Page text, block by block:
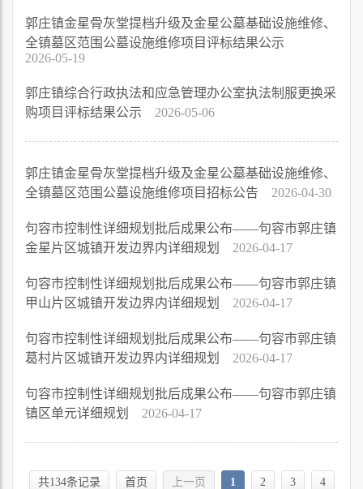
郭庄镇金星骨灰堂提档升级及金星公墓基础设施维修、
全镇墓区范围公墓设施维修项目评标结果公示
2026-05-19
郭庄镇综合行政执法和应急管理办公室执法制服更换采
购项目评标结果公示
2026-05-06
郭庄镇金星骨灰堂提档升级及金星公墓基础设施维修、
全镇墓区范围公墓设施维修项目招标公告
2026-04-30
句容市控制性详细规划批后成果公布——句容市郭庄镇
金星片区城镇开发边界内详细规划
2026-04-17
句容市控制性详细规划批后成果公布——句容市郭庄镇
甲山片区城镇开发边界内详细规划
2026-04-17
句容市控制性详细规划批后成果公布——句容市郭庄镇
葛村片区城镇开发边界内详细规划
2026-04-17
句容市控制性详细规划批后成果公布——句容市郭庄镇
镇区单元详细规划
2026-04-17
共134条记录 首页 上一页 1 2 3 4